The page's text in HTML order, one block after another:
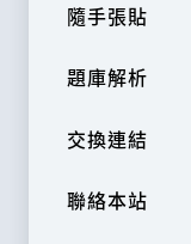
隨手張貼
題庫解析
交換連結
聯絡本站